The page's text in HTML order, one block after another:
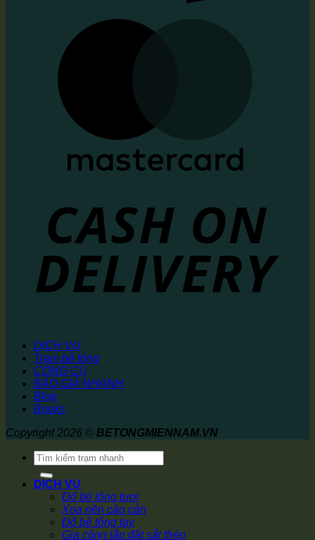
DỊCH VỤ
Trạm bê tông
CÔNG CỤ
BÁO GIÁ NHANH
Blog
Books
Copyright 2026 © BETONGMIENNAM.VN
Tìm
kiếm:
DỊCH VỤ
Đổ bê tông tươi
Xoa nền cào cán
Đổ bê tông tay
Gia công lắp đặt sắt thép